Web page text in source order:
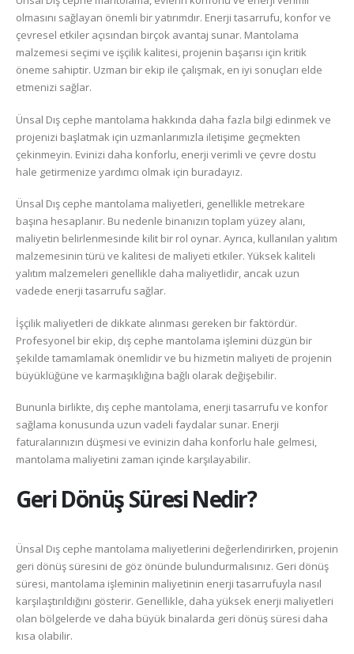
olmasını sağlayan önemli bir yatırımdır. Enerji tasarrufu, konfor ve
çevresel etkiler açısından birçok avantaj sunar. Mantolama
malzemesi seçimi ve işçilik kalitesi, projenin başarısı için kritik
öneme sahiptir. Uzman bir ekip ile çalışmak, en iyi sonuçları elde
etmenizi sağlar.
Ünsal Dış cephe mantolama hakkında daha fazla bilgi edinmek ve
projenizi başlatmak için uzmanlarımızla iletişime geçmekten
çekinmeyin. Evinizi daha konforlu, enerji verimli ve çevre dostu
hale getirmenize yardımcı olmak için buradayız.
Ünsal Dış cephe mantolama maliyetleri, genellikle metrekare
başına hesaplanır. Bu nedenle binanızın toplam yüzey alanı,
maliyetin belirlenmesinde kilit bir rol oynar. Ayrıca, kullanılan yalıtım
malzemesinin türü ve kalitesi de maliyeti etkiler. Yüksek kaliteli
yalıtım malzemeleri genellikle daha maliyetlidir, ancak uzun
vadede enerji tasarrufu sağlar.
İşçilik maliyetleri de dikkate alınması gereken bir faktördür.
Profesyonel bir ekip, dış cephe mantolama işlemini düzgün bir
şekilde tamamlamak önemlidir ve bu hizmetin maliyeti de projenin
büyüklüğüne ve karmaşıklığına bağlı olarak değişebilir.
Bununla birlikte, dış cephe mantolama, enerji tasarrufu ve konfor
sağlama konusunda uzun vadeli faydalar sunar. Enerji
faturalarınızın düşmesi ve evinizin daha konforlu hale gelmesi,
mantolama maliyetini zaman içinde karşılayabilir.
Geri Dönüş Süresi Nedir?
Ünsal Dış cephe mantolama maliyetlerini değerlendirirken, projenin
geri dönüş süresini de göz önünde bulundurmalısınız. Geri dönüş
süresi, mantolama işleminin maliyetinin enerji tasarrufuyla nasıl
karşılaştırıldığını gösterir. Genellikle, daha yüksek enerji maliyetleri
olan bölgelerde ve daha büyük binalarda geri dönüş süresi daha
kısa olabilir.